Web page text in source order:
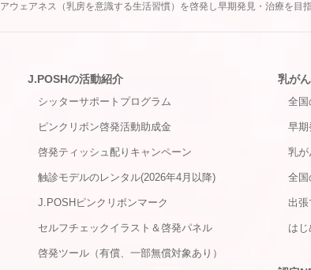
ウェアネス（乳房を意識する生活習慣）を啓発し早期発見・治療を目
J.POSHの活動紹介
シッターサポートプログラム
ピンクリボン啓発活動助成金
啓発ティッシュ配りキャンペーン
触診モデルのレンタル(2026年4月以降)
J.POSHピンクリボンマーク
セルフチェックイラスト＆啓発パネル
啓発ツール（有償、一部無償対象あり）
乳が
全国
早期
乳が
全国
出
は